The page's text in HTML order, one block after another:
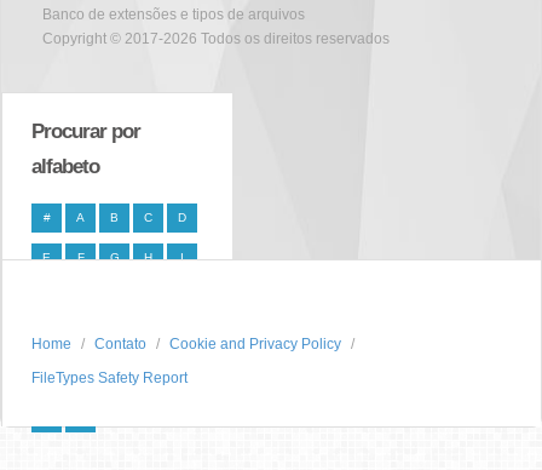
Banco de extensões e tipos de arquivos
Copyright © 2017-2026 Todos os direitos reservados
Procurar por
alfabeto
# A B C D
E F G H I
P S
T U V W X
Home Contato
Cookie and Privacy Policy
FileTypes Safety Report